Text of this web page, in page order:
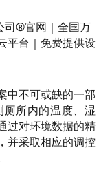
中不可或缺的一部
所内的温度、湿
过对环境数据的精
并采取相应的调控